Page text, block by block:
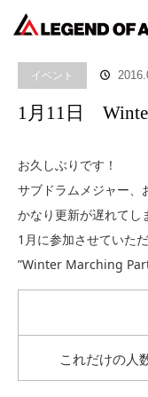
ブログ
イベ
イベント
1月11日
お久しぶりです！
サブドラムメジャー、
かなり更新が遅れてし
1月に参加させていただ
”Winter Marching
これだけの人